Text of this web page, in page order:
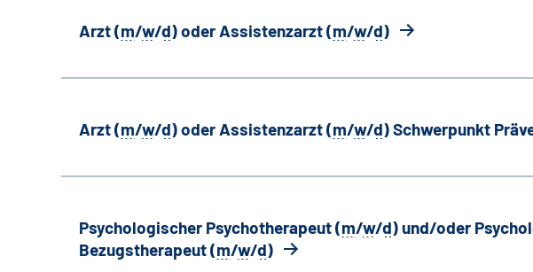
Arzt (m/w/d) oder Assistenzarzt (m/w/d)
Arzt (m/w/d) oder Assistenzarzt (m/w/d) Schwerpunkt
Psychologischer Psychotherapeut (m/w/d) und/oder
Bezugstherapeut (m/w/d)